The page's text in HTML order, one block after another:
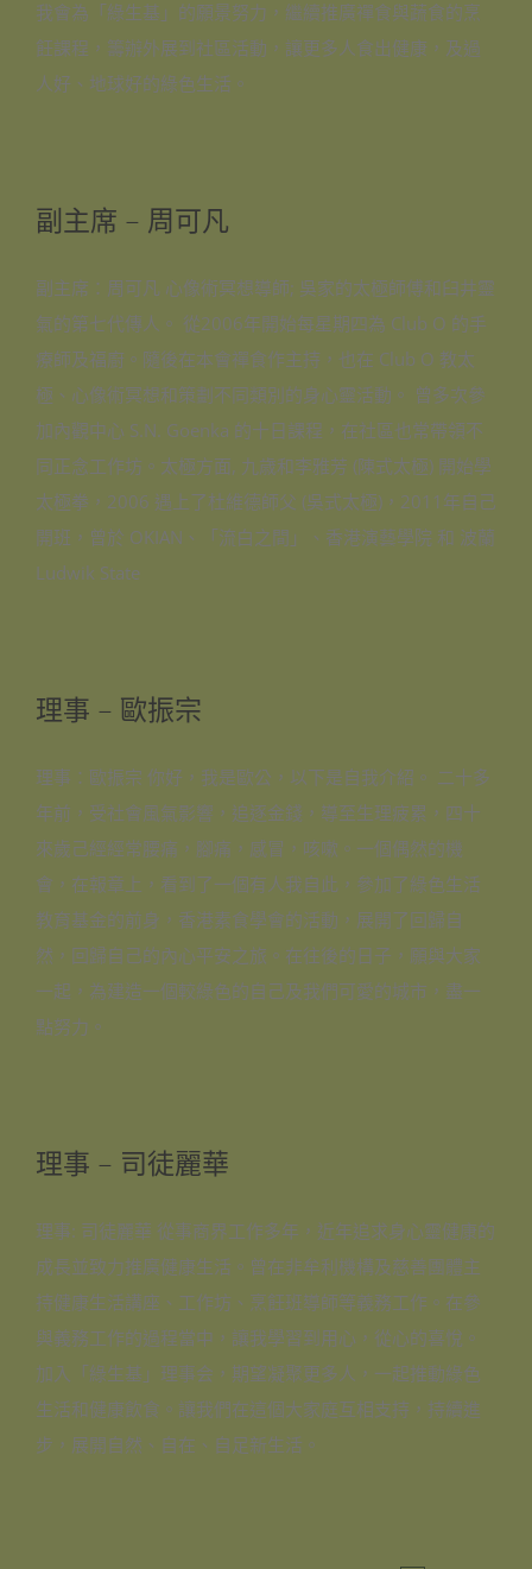
我會為「綠生基」的願景努力，繼續推廣禪食與蔬食的烹
飪課程，籌辦外展到社區活動，讓更多人食出健康，及過
人好、地球好的綠色生活。
副主席 – 周可凡
副主席：周可凡 心像術冥想導師; 吳家的太極師傅和臼井靈
氣的第七代傳人。 從2006年開始每星期四為 Club O 的手
療師及福廚。隨後在本會禪食作主持，也在 Club O 教太
極、心像術冥想和策劃不同類別的身心靈活動。 曾多次參
加內觀中心 S.N. Goenka 的十日課程，在社區也常帶領不
同正念工作坊。太極方面, 九歳和李雅芳 (陳式太極) 開始學
太極拳，2006 遇上了杜維德師父 (吳式太極)，2011年自己
開班，曾於 OKIAN、「流白之間」、香港演藝學院 和 波蘭
Ludwik State
理事 – 歐振宗
理事：歐振宗 你好，我是歐公，以下是自我介紹。 二十多
年前，受社會風氣影響，追逐金錢，導至生理疲累，四十
來歲己經經常腰痛，腳痛，感冒，咳嗽。一個偶然的機
會，在報章上，看到了一個有人我自此，參加了綠色生活
教育基金的前身，香港素食學會的活動，展開了回歸自
然，回歸自己的內心平安之旅。在往後的日子，願與大家
一起，為建造一個較綠色的自己及我們可愛的城市，盡一
點努力。
理事 – 司徒麗華
理事: 司徒麗華 從事商界工作多年，近年追求身心靈健康的
成長並致力推廣健康生活。曾在非牟利機構及慈善團體主
持健康生活講座、工作坊、烹飪班導師等義務工作。在參
與義務工作的過程當中，讓我學習到用心，從心的喜悅。
加入「綠生基」理事会，期望凝聚更多人，一起推動綠色
生活和健康飲食。讓我們在這個大家庭互相支持，持續進
步，展開自然、自在、自足新生活。